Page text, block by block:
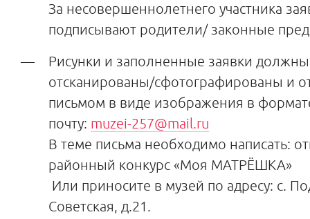
За несовершеннолетнего участника
подписывают родители/ законные
Рисунки и заполненные заявки
отсканированы/сфотографированы и
письмом в виде изображения в
почту: muzei-257@mail.ru
В теме письма необходимо написать:
районный конкурс «Моя МАТРЁШКА»
Или приносите в музей по адресу: с.
Советская, д.21.